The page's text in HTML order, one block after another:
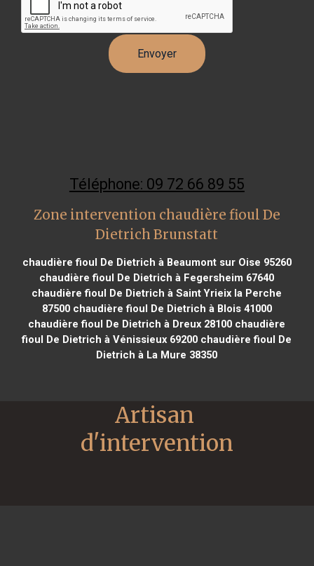
Téléphone: 09 72 66 89 55
Zone intervention chaudière fioul De
Dietrich Brunstatt
chaudière fioul De Dietrich à Beaumont sur Oise 95260
chaudière fioul De Dietrich à Fegersheim 67640
chaudière fioul De Dietrich à Saint Yrieix la Perche
87500chaudière fioul De Dietrich à Blois 41000
chaudière fioul De Dietrich à Dreux 28100 chaudière
fioul De Dietrich à Vénissieux 69200 chaudière fioul De
Dietrich à La Mure 38350
Artisan
d'intervention